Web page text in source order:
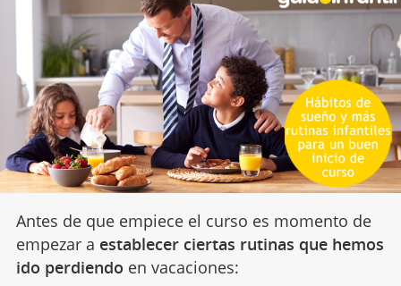
Antes de que empiece el curso es momento de
empezar a establecer ciertas rutinas que hemos
ido perdiendo en vacaciones: